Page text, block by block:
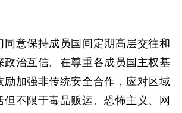
意保持成员国间定期高层交往和
政治互信。在尊重各成员国主权基
励加强非传统安全合作，应对区域
但不限于毒品贩运、恐怖主义、网